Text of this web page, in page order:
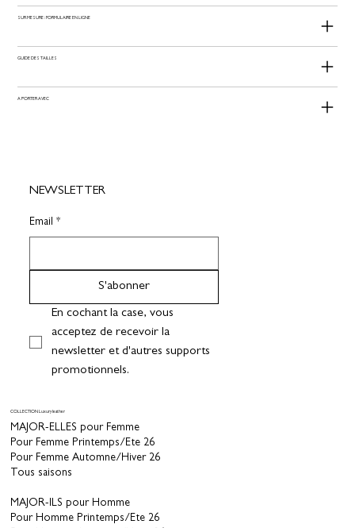
SUR MESURE : FORMULAIRE EN LIGNE
GUIDE DES TAILLES
A PORTER AVEC
COLLECTION Luxury leather
MAJOR-ELLES pour Femme
Pour Femme Printemps/Ete 26
Pour Femme Automne/Hiver 26
Tous saisons
MAJOR-ILS pour Homme
Pour Homme Printemps/Ete 26
NEWSLETTER
Email *
S'abonner
En cochant la case, vous
acceptez de recevoir la
newsletter et d'autres supports
promotionnels.